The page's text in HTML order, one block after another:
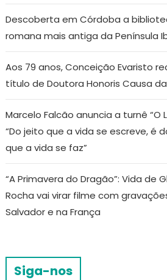
Descoberta em Córdoba a
romana mais antiga da Península
Aos 79 anos, Conceição Evaristo
título de Doutora Honoris Causa da
Marcelo Falcão anuncia a turnê “O
“Do jeito que a vida se escreve, é
que a vida se faz”
“A Primavera do Dragão”: Vida de
Rocha vai virar filme com
Salvador e na França
Siga-nos